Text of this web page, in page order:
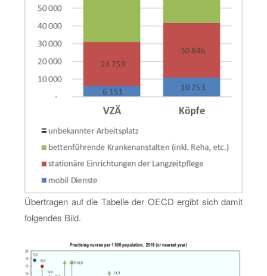
Über­tra­gen auf die Ta­bel­le der OECD er­gibt sich damit
fol­gen­des Bild.